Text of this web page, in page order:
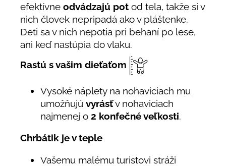
efektívne odvádzajú pot od tela, takže si v
nich človek nepripadá ako v pláštenke.
Deti sa v nich nepotia pri behaní po lese,
ani keď nastúpia do vlaku.
Rastú s vašim dieťaťom
Vysoké náplety na nohaviciach mu
umožňujú vyrásťv nohaviciach
najmenej o 2 konfečné veľkosti.
Chrbátik je v teple
Vašemu malému turistovi stráži